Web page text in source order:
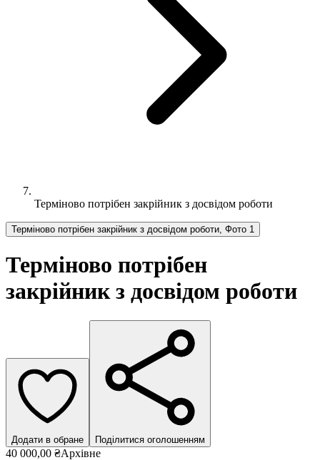
Терміново потрібен закрійник з досвідом роботи
Терміново потрібен закрійник з досвідом роботи, Фото 1
Терміново потрібен
закрійник з досвідом роботи
Додати в обране Поділитися оголошенням
40 000,00 ₴Архівне